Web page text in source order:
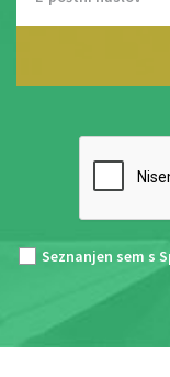
Seznanjen sem s